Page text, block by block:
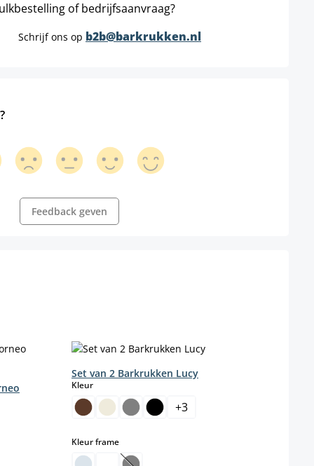
of bedrijfsaanvraag?
Schrijf ons op b2b@barkrukken.nl
Feedback geven
Set van 2 Barkrukken Lucy
Kleurselect
+3
Kleur frameselect